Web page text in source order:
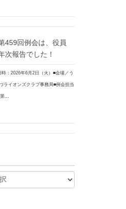
459回例会は、役員
次報告でした！
時：2026年6月2日（火）■会場／う
ライオンズクラブ事務局■例会担当
第…